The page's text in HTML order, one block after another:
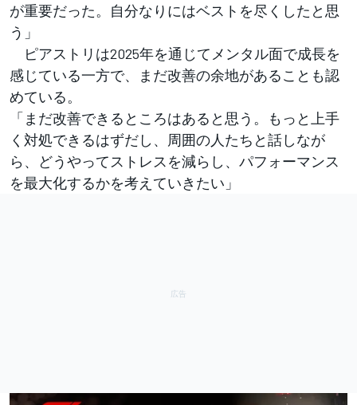
が重要だった。自分なりにはベストを尽くしたと思
う」
ピアストリは2025年を通じてメンタル面で成長を
感じている一方で、まだ改善の余地があることも認
めている。
「まだ改善できるところはあると思う。もっと上手
く対処できるはずだし、周囲の人たちと話しなが
ら、どうやってストレスを減らし、パフォーマンス
を最大化するかを考えていきたい」